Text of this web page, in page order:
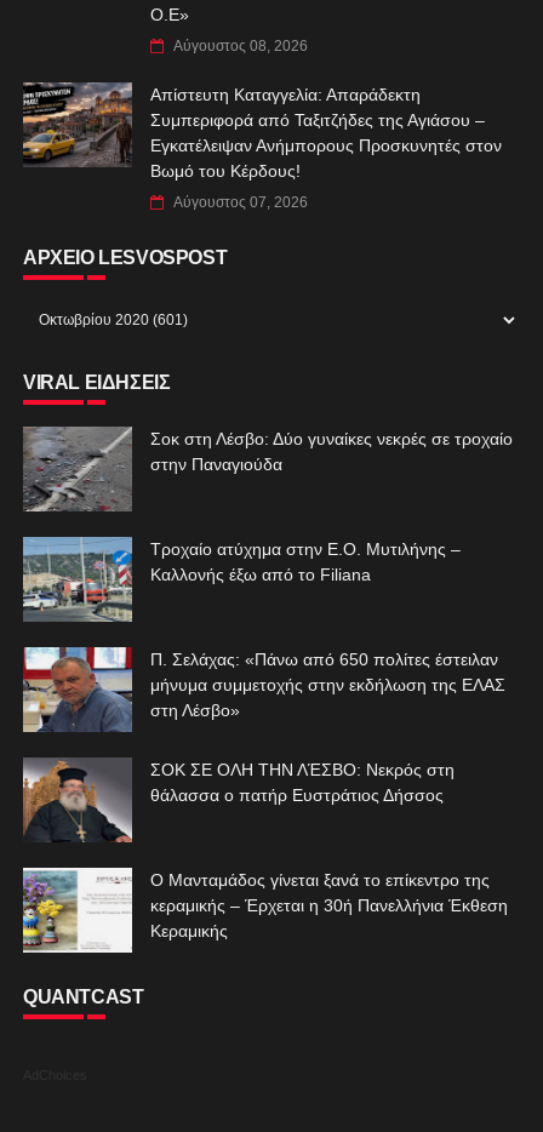
Ο.Ε»
Αύγουστος 08, 2026
Απίστευτη Καταγγελία: Απαράδεκτη
Συμπεριφορά από Ταξιτζήδες της Αγιάσου –
Εγκατέλειψαν Ανήμπορους Προσκυνητές στον
Βωμό του Κέρδους!
Αύγουστος 07, 2026
ΑΡΧΕΙΟ LESVOSPOST
VIRAL ΕΙΔΗΣΕΙΣ
Σοκ στη Λέσβο: Δύο γυναίκες νεκρές σε τροχαίο
στην Παναγιούδα
Τροχαίο ατύχημα στην Ε.Ο. Μυτιλήνης –
Καλλονής έξω από το Filiana
Π. Σελάχας: «Πάνω από 650 πολίτες έστειλαν
μήνυμα συμμετοχής στην εκδήλωση της ΕΛΑΣ
στη Λέσβο»
ΣΟΚ ΣΕ ΟΛΗ ΤΗΝ ΛΈΣΒΟ: Νεκρός στη
θάλασσα ο πατήρ Ευστράτιος Δήσσος
Ο Μανταμάδος γίνεται ξανά το επίκεντρο της
κεραμικής – Έρχεται η 30ή Πανελλήνια Έκθεση
Κεραμικής
QUANTCAST